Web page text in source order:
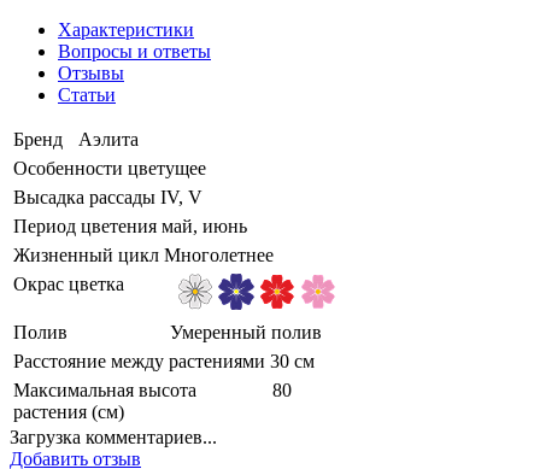
Характеристики
Вопросы и ответы
Отзывы
Статьи
Бренд
Аэлита
Особенности цветущее
Высадка рассады IV, V
Период цветения май, июнь
Жизненный цикл Многолетнее
Окрас цветка
Полив
Умеренный полив
Расстояние между растениями 30 см
Максимальная высота
растения (см)
80
Загрузка комментариев...
Добавить отзыв